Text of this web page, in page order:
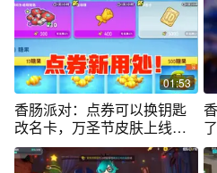
01:53
香肠派对：点券可以换钥匙
改名卡，万圣节皮肤上线，
真不错！